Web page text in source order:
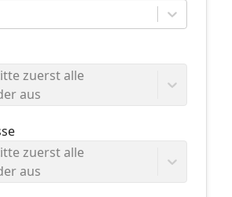
zuerst alle
aus
zuerst alle
aus